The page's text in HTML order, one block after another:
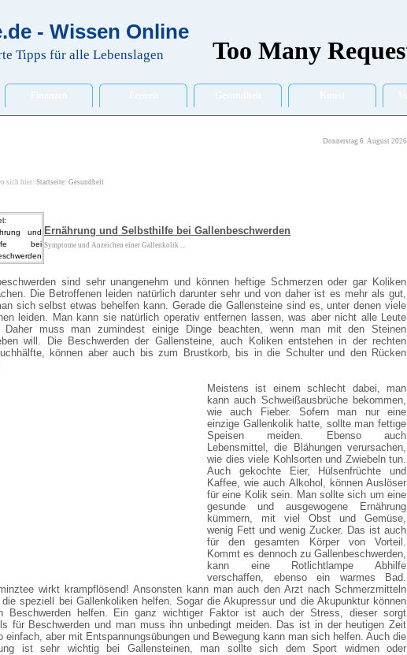
- Wissen Online
Tipps für alle Lebenslagen
Donnerstag 6. August 2026
sich hier: Startseite: Gesundheit
Ernährung und Selbsthilfe bei Gallenbeschwerden
Symptome und Anzeichen einer Gallenkolik ...
sind sehr unangenehm und können heftige Schmerzen oder gar Koliken
Die Betroffenen leiden natürlich darunter sehr und von daher ist es mehr als gut,
sich selbst etwas behelfen kann. Gerade die Gallensteine sind es, unter denen viele
leiden. Man kann sie natürlich operativ entfernen lassen, was aber nicht alle Leute
Daher muss man zumindest einige Dinge beachten, wenn man mit den Steinen
will. Die Beschwerden der Gallensteine, auch Koliken entstehen in der rechten
können aber auch bis zum Brustkorb, bis in die Schulter und den Rücken
Meistens ist einem schlecht dabei, man
kann auch Schweißausbrüche bekommen,
wie auch Fieber. Sofern man nur eine
einzige Gallenkolik hatte, sollte man fettige
Speisen meiden. Ebenso auch
Lebensmittel, die Blähungen verursachen,
wie dies viele Kohlsorten und Zwiebeln tun.
Auch gekochte Eier, Hülsenfrüchte und
Kaffee, wie auch Alkohol, können Auslöser
für eine Kolik sein. Man sollte sich um eine
gesunde und ausgewogene Ernährung
kümmern, mit viel Obst und Gemüse,
wenig Fett und wenig Zucker. Das ist auch
für den gesamten Körper von Vorteil.
Kommt es dennoch zu Gallenbeschwerden,
kann eine Rotlichtlampe Abhilfe
verschaffen, ebenso ein warmes Bad.
wirkt krampflösend! Ansonsten kann man auch den Arzt nach Schmerzmitteln
die speziell bei Gallenkoliken helfen. Sogar die Akupressur und die Akupunktur können
Beschwerden helfen. Ein ganz wichtiger Faktor ist auch der Stress, dieser sorgt
für Beschwerden und man muss ihn unbedingt meiden. Das ist in der heutigen Zeit
einfach, aber mit Entspannungsübungen und Bewegung kann man sich helfen. Auch die
ist sehr wichtig bei Gallensteinen, man sollte sich dem Sport widmen oder